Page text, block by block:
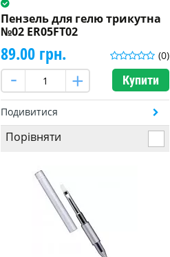
Пензель для гелю трикутна
№02 ER05FT02
(0)
89.00 грн.
Купити
Подивитися
Порівняти